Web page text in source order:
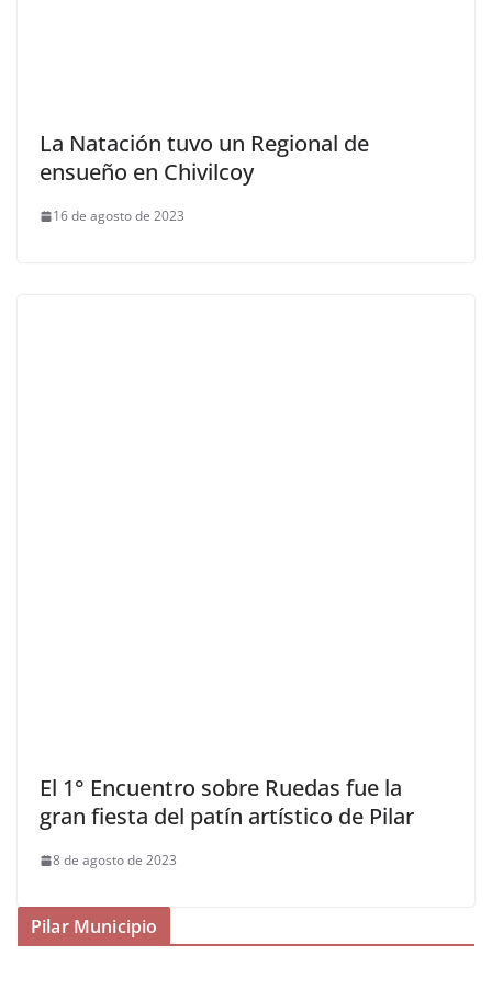
La Natación tuvo un Regional de
ensueño en Chivilcoy
16 de agosto de 2023
El 1° Encuentro sobre Ruedas fue la
gran fiesta del patín artístico de Pilar
8 de agosto de 2023
Pilar Municipio